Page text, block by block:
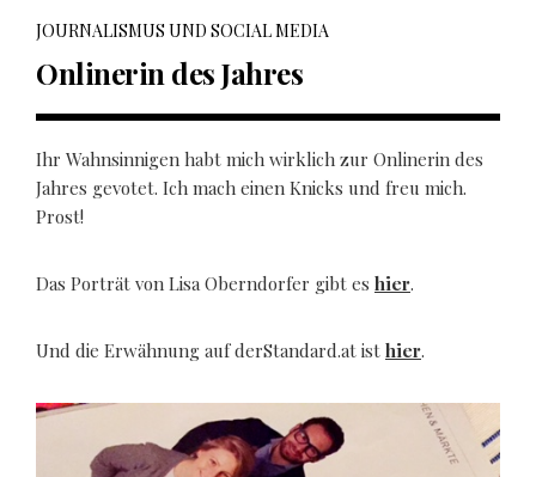
JOURNALISMUS UND SOCIAL MEDIA
Onlinerin des Jahres
Ihr Wahnsinnigen habt mich wirklich zur Onlinerin des
Jahres gevotet. Ich mach einen Knicks und freu mich.
Prost!
Das Porträt von Lisa Oberndorfer gibt es hier.
Und die Erwähnung auf derStandard.at ist hier.